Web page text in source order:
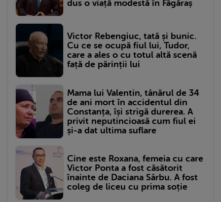
dus o viață modestă în Făgăraș
Victor Rebengiuc, tată și bunic.
Cu ce se ocupă fiul lui, Tudor,
care a ales o cu totul altă scenă
față de părinții lui
Mama lui Valentin, tânărul de 34
de ani mort în accidentul din
Constanța, își strigă durerea. A
privit neputincioasă cum fiul ei
și-a dat ultima suflare
Cine este Roxana, femeia cu care
Victor Ponta a fost căsătorit
înainte de Daciana Sârbu. A fost
coleg de liceu cu prima soție